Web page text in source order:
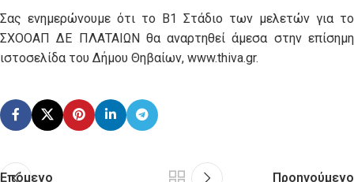
Σας ενημερώνουμε ότι το Β1 Στάδιο των μελετών για το
ΣΧΟΟΑΠ ΔΕ ΠΛΑΤΑΙΩΝ θα αναρτηθεί άμεσα στην επίσημη
ιστοσελίδα του Δήμου Θηβαίων, www.thiva.gr.
Επόμενο Προηγούμενο